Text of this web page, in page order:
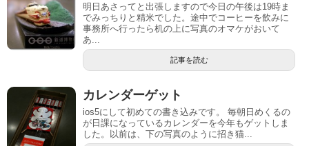
明日あさってと出張しますので今日の午後は19時ま
でみっちりと精米でした。途中でコーヒーを飲みに
事務所へ行ったら机の上に写真のオマケがおいて
あ...
記事を読む
カレンダーゲット
ios5にして初めての書き込みです。 毎朝日めくるの
が日課になっているカレンダーを今年もゲットしま
した。以前は、下の写真のように招き猫...